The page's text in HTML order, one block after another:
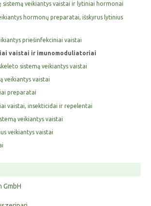
sistemą veikiantys vaistai ir lytiniai hormonai
hormonų preparatai, išskyrus lytinius
priešinfekciniai vaistai
vaistai ir imunomoduliatoriai
sistemą veikiantys vaistai
veikiantys vaistai
preparatai
vaistai, insekticidai ir repelentai
veikiantys vaistai
veikiantys vaistai
GmbH